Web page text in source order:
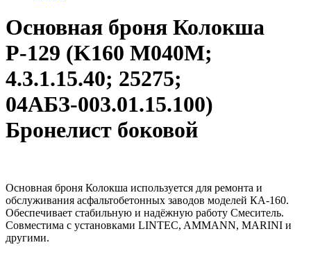
Основная броня Колокша
Р-129 (K160 M040M;
4.3.1.15.40; 25275;
04АБЗ-003.01.15.100)
Бронелист боковой
Основная броня Колокша используется для ремонта и
обслуживания асфальтобетонных заводов моделей КА-160.
Обеспечивает стабильную и надёжную работу Смеситель.
Совместима с установками LINTEC, AMMANN, MARINI и
другими.